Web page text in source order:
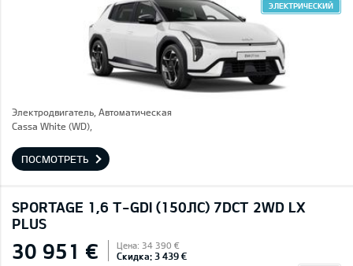
ЭЛЕКТРИЧЕСКИЙ
Электродвигатель, Автоматическая
Cassa White (WD),
ПОСМОТРЕТЬ
SPORTAGE 1,6 T-GDI (150ЛС) 7DCT 2WD LX
PLUS
30 951 € Цена: 34 390 €
Скидка: 3 439 €